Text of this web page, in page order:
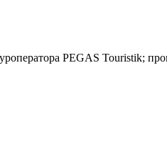
PEGAS Touristik;